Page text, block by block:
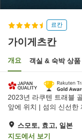
료칸
가이게츠칸
개요 객실 & 숙박 상품
2023년 라쿠텐 트래블
앞에 위치 | 섬의 신선한
스모토, 효고, 일본
지도에서 보기